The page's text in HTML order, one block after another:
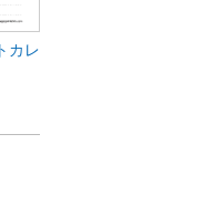
カレ